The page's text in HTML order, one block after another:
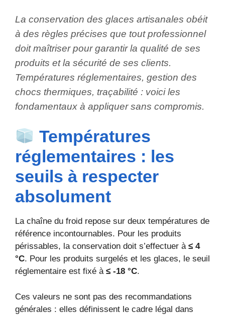
La conservation des glaces artisanales obéit
à des règles précises que tout professionnel
doit maîtriser pour garantir la qualité de ses
produits et la sécurité de ses clients.
Températures réglementaires, gestion des
chocs thermiques, traçabilité : voici les
fondamentaux à appliquer sans compromis.
Températures
réglementaires : les
seuils à respecter
absolument
La chaîne du froid repose sur deux températures de
référence incontournables. Pour les produits
périssables, la conservation doit s’effectuer à ≤ 4
°C. Pour les produits surgelés et les glaces, le seuil
réglementaire est fixé à ≤ -18 °C.
Ces valeurs ne sont pas des recommandations
générales : elles définissent le cadre légal dans